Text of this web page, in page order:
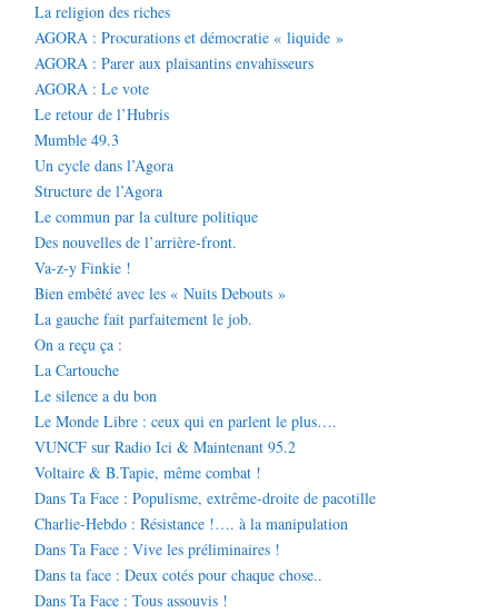
La religion des riches
AGORA : Procurations et démocratie « liquide »
AGORA : Parer aux plaisantins envahisseurs
AGORA : Le vote
Le retour de l’Hubris
Mumble 49.3
Un cycle dans l’Agora
Structure de l’Agora
Le commun par la culture politique
Des nouvelles de l’arrière-front.
Va-z-y Finkie !
Bien embêté avec les « Nuits Debouts »
La gauche fait parfaitement le job.
On a reçu ça :
La Cartouche
Le silence a du bon
Le Monde Libre : ceux qui en parlent le plus….
VUNCF sur Radio Ici & Maintenant 95.2
Voltaire & B.Tapie, même combat !
Dans Ta Face : Populisme, extrême-droite de pacotille
Charlie-Hebdo : Résistance !…. à la manipulation
Dans Ta Face : Vive les préliminaires !
Dans ta face : Deux cotés pour chaque chose..
Dans Ta Face : Tous assouvis !